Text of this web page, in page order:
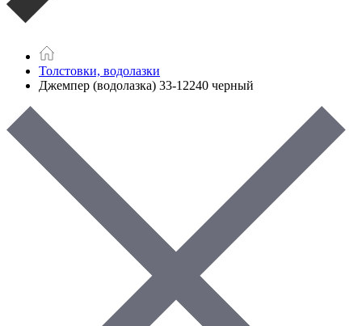
Толстовки, водолазки
Джемпер (водолазка) 33-12240 черный